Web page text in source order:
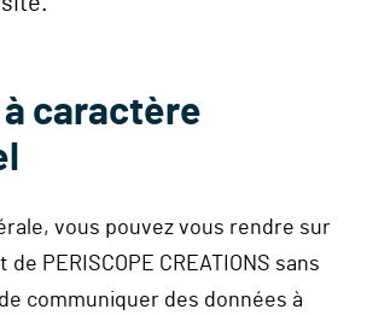
à caractère
vous pouvez vous rendre sur
PERISCOPE CREATIONS sans
communiquer des données à